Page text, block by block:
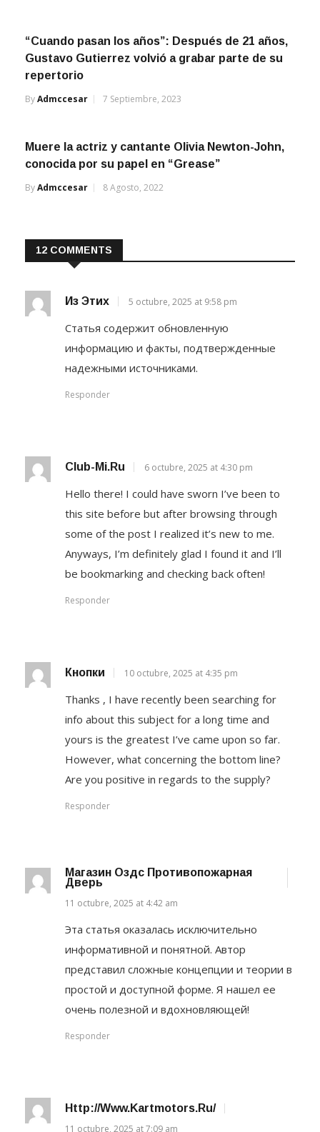
“Cuando pasan los años”: Después de 21 años,
Gustavo Gutierrez volvió a grabar parte de su
repertorio
ByAdmccesar 7 Septiembre, 2023
Muere la actriz y cantante Olivia Newton-John,
conocida por su papel en “Grease”
ByAdmccesar 8 Agosto, 2022
12 COMMENTS
Из Этих 5 octubre, 2025 at 9:58 pm
Статья содержит обновленную
информацию и факты, подтвержденные
надежными источниками.
Responder
Club-Mi.ru 6 octubre, 2025 at 4:30 pm
Hello there! I could have sworn I’ve been to
this site before but after browsing through
some of the post I realized it’s new to me.
Anyways, I’m definitely glad I found it and I’ll
be bookmarking and checking back often!
Responder
Кнопки 10 octubre, 2025 at 4:35 pm
Thanks , I have recently been searching for
info about this subject for a long time and
yours is the greatest I’ve came upon so far.
However, what concerning the bottom line?
Are you positive in regards to the supply?
Responder
Магазин Оздс Противопожарная
Дверь
11 octubre, 2025 at 4:42 am
Эта статья оказалась исключительно
информативной и понятной. Автор
представил сложные концепции и теории в
простой и доступной форме. Я нашел ее
очень полезной и вдохновляющей!
Responder
Http://www.kartmotors.ru/
11 octubre, 2025 at 7:09 am